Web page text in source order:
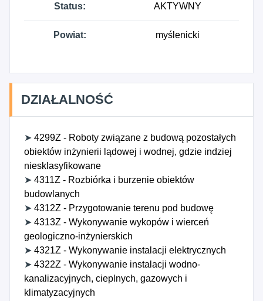
Status: AKTYWNY
Powiat: myślenicki
DZIAŁALNOŚĆ
➤ 4299Z - Roboty związane z budową pozostałych
obiektów inżynierii lądowej i wodnej, gdzie indziej
niesklasyfikowane
➤ 4311Z - Rozbiórka i burzenie obiektów
budowlanych
➤ 4312Z - Przygotowanie terenu pod budowę
➤ 4313Z - Wykonywanie wykopów i wierceń
geologiczno-inżynierskich
➤ 4321Z - Wykonywanie instalacji elektrycznych
➤ 4322Z - Wykonywanie instalacji wodno-
kanalizacyjnych, cieplnych, gazowych i
klimatyzacyjnych